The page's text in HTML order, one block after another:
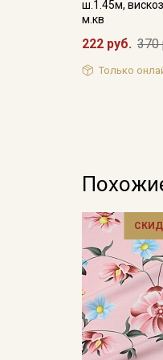
ш.1.45м,
м.кв
222 руб. 370
Только